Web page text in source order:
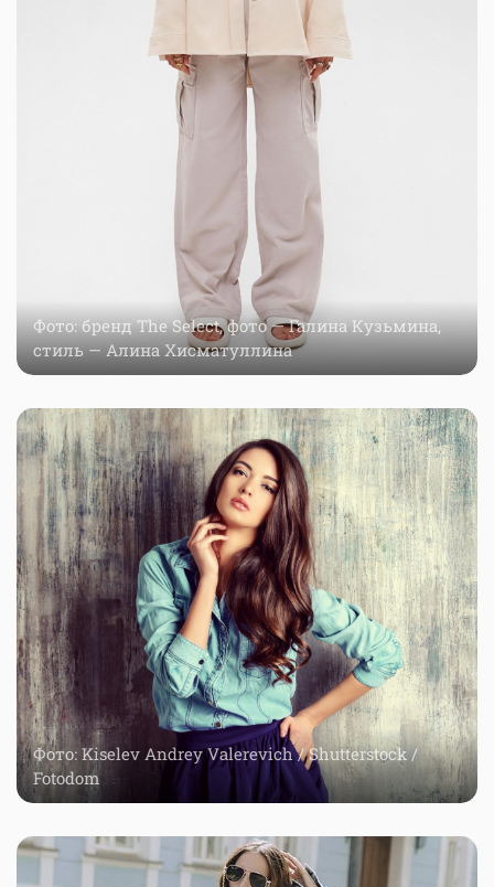
Фото: бренд The Select, фото — Галина Кузьмина,
стиль — Алина Хисматуллина
Фото: Kiselev Andrey Valerevich / Shutterstock /
Fotodom